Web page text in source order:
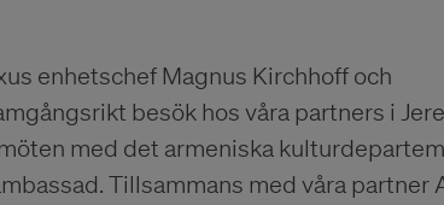
enhetschef Magnus Kirchhoff och
besök hos våra partners i
med det armeniska
Tillsammans med våra partner